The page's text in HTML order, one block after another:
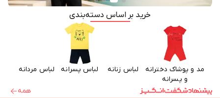
خرید بر اساس دسته‌بندی
مد و پوشاک دخترانه
و پسرانه
لباس زنانه لباس پسرانه لباس مردانه
همه